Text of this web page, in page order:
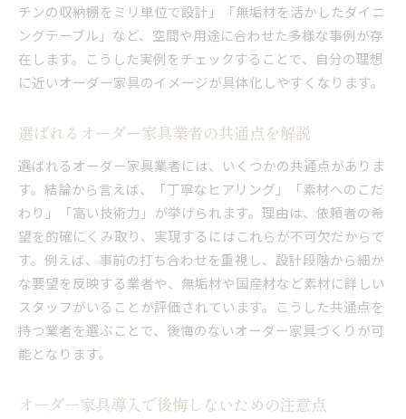
チンの収納棚をミリ単位で設計」「無垢材を活かしたダイニ
ングテーブル」など、空間や用途に合わせた多様な事例が存
在します。こうした実例をチェックすることで、自分の理想
に近いオーダー家具のイメージが具体化しやすくなります。
選ばれるオーダー家具業者の共通点を解説
選ばれるオーダー家具業者には、いくつかの共通点がありま
す。結論から言えば、「丁寧なヒアリング」「素材へのこだ
わり」「高い技術力」が挙げられます。理由は、依頼者の希
望を的確にくみ取り、実現するにはこれらが不可欠だからで
す。例えば、事前の打ち合わせを重視し、設計段階から細か
な要望を反映する業者や、無垢材や国産材など素材に詳しい
スタッフがいることが評価されています。こうした共通点を
持つ業者を選ぶことで、後悔のないオーダー家具づくりが可
能となります。
オーダー家具導入で後悔しないための注意点